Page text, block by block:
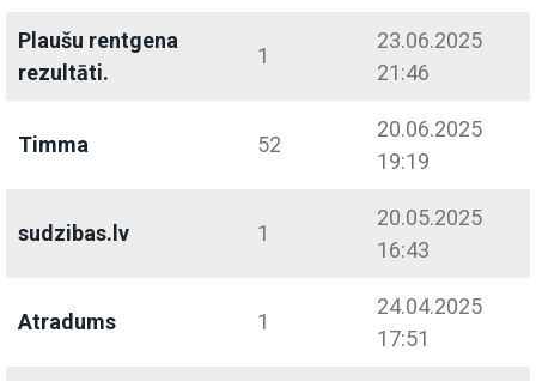
Plaušu rentgena
rezultāti.
1
23.06.2025
21:46
Timma 52
20.06.2025
19:19
sudzibas.lv 1
20.05.2025
16:43
Atradums 1
24.04.2025
17:51